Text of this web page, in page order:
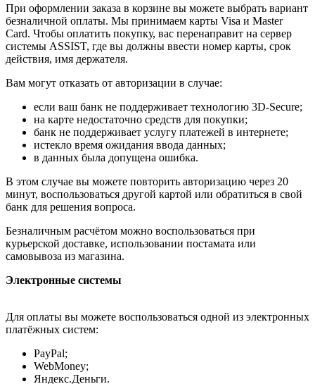
При оформлении заказа в корзине вы можете выбрать вариант
безналичной оплаты. Мы принимаем карты Visa и Master
Card. Чтобы оплатить покупку, вас перенаправит на сервер
системы ASSIST, где вы должны ввести номер карты, срок
действия, имя держателя.
Вам могут отказать от авторизации в случае:
если ваш банк не поддерживает технологию 3D-Secure;
на карте недостаточно средств для покупки;
банк не поддерживает услугу платежей в интернете;
истекло время ожидания ввода данных;
в данных была допущена ошибка.
В этом случае вы можете повторить авторизацию через 20
минут, воспользоваться другой картой или обратиться в свой
банк для решения вопроса.
Безналичным расчётом можно воспользоваться при
курьерской доставке, использовании постамата или
самовывоза из магазина.
Электронные системы
Для оплаты вы можете воспользоваться одной из электронных
платёжных систем:
PayPal;
WebMoney;
Яндекс.Деньги.